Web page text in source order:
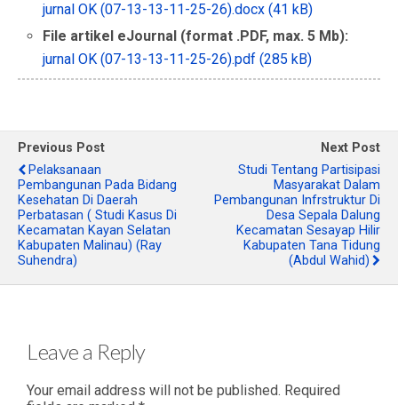
jurnal OK (07-13-13-11-25-26).docx (41 kB)
File artikel eJournal (format .PDF, max. 5 Mb):
jurnal OK (07-13-13-11-25-26).pdf (285 kB)
Previous Post
Pelaksanaan
Pembangunan Pada Bidang
Kesehatan Di Daerah
Perbatasan ( Studi Kasus Di
Kecamatan Kayan Selatan
Kabupaten Malinau) (Ray
Suhendra)
Next Post
Studi Tentang Partisipasi
Masyarakat Dalam
Pembangunan Infrstruktur Di
Desa Sepala Dalung
Kecamatan Sesayap Hilir
Kabupaten Tana Tidung
(Abdul Wahid)
Leave a Reply
Your email address will not be published. Required